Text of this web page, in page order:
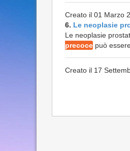
Creato il 01 Marzo
6. Le neoplasie
Le neoplasie
precoce può
Creato il 17